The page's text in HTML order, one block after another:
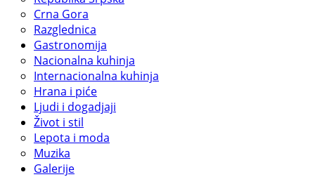
Crna Gora
Razglednica
Gastronomija
Nacionalna kuhinja
Internacionalna kuhinja
Hrana i piće
Ljudi i dogadjaji
Život i stil
Lepota i moda
Muzika
Galerije